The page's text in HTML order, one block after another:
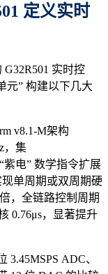
定义实时
实时控
元” 构建以下几大
v8.1-M架构
，集
紫电” 数学指令扩展
单周期或双周期硬
，全链路控制周期
0.76μs，显著提升
3.45MSPS ADC、